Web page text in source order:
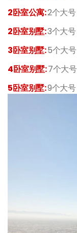
2卧室公寓:2个大号
2卧室别墅:3个大号
3卧室别墅:5个大号
4卧室别墅:7个大号
5卧室别墅:9个大号